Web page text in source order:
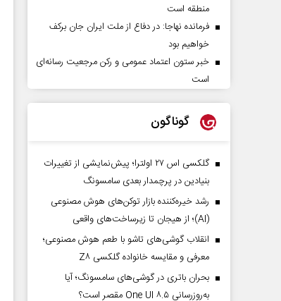
منطقه است
فرمانده نهاجا: در دفاع از ملت ایران جان برکف
خواهیم بود
خبر ستون اعتماد عمومی و رکن مرجعیت رسانه‌ای
است
گوناگون
گلکسی اس ۲۷ اولترا؛ پیش‌نمایشی از تغییرات
بنیادین در پرچمدار بعدی سامسونگ
رشد خیره‌کننده بازار توکن‌های هوش مصنوعی
(AI)؛ از هیجان تا زیرساخت‌های واقعی
انقلاب گوشی‌های تاشو‌ با طعم هوش مصنوعی؛
معرفی و مقایسه خانواده گلکسی Z۸
بحران باتری در گوشی‌های سامسونگ؛ آیا
به‌روزرسانی One UI ۸.۵ مقصر است؟